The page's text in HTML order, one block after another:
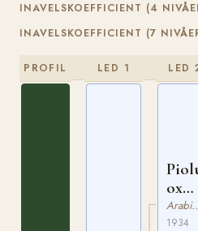
INAVELSKOEFFICIENT (4
INAVELSKOEFFICIENT (7
PROFIL LED 1 LED
ox
621
1934